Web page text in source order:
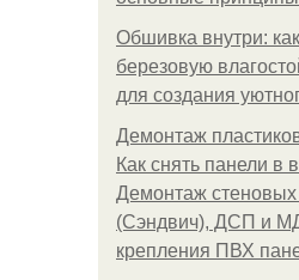
Обшивка внутри:
березовую
для создания
Демонтаж
Как снять панели в
Демонтаж
(Сэндвич), ДСП и
крепления ПВХ